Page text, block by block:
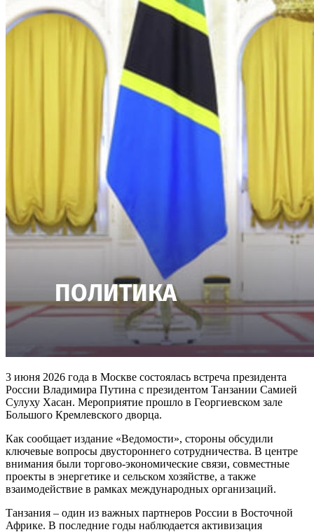
3 июня 2026 года в Москве состоялась встреча президента
России Владимира Путина с президентом Танзании Самией
Сулуху Хасан. Мероприятие прошло в Георгиевском зале
Большого Кремлевского дворца.
Как сообщает издание «Ведомости», стороны обсудили
ключевые вопросы двустороннего сотрудничества. В центре
внимания были торгово-экономические связи, совместные
проекты в энергетике и сельском хозяйстве, а также
взаимодействие в рамках международных организаций.
Танзания – один из важных партнеров России в Восточной
Африке. В последние годы наблюдается активизация